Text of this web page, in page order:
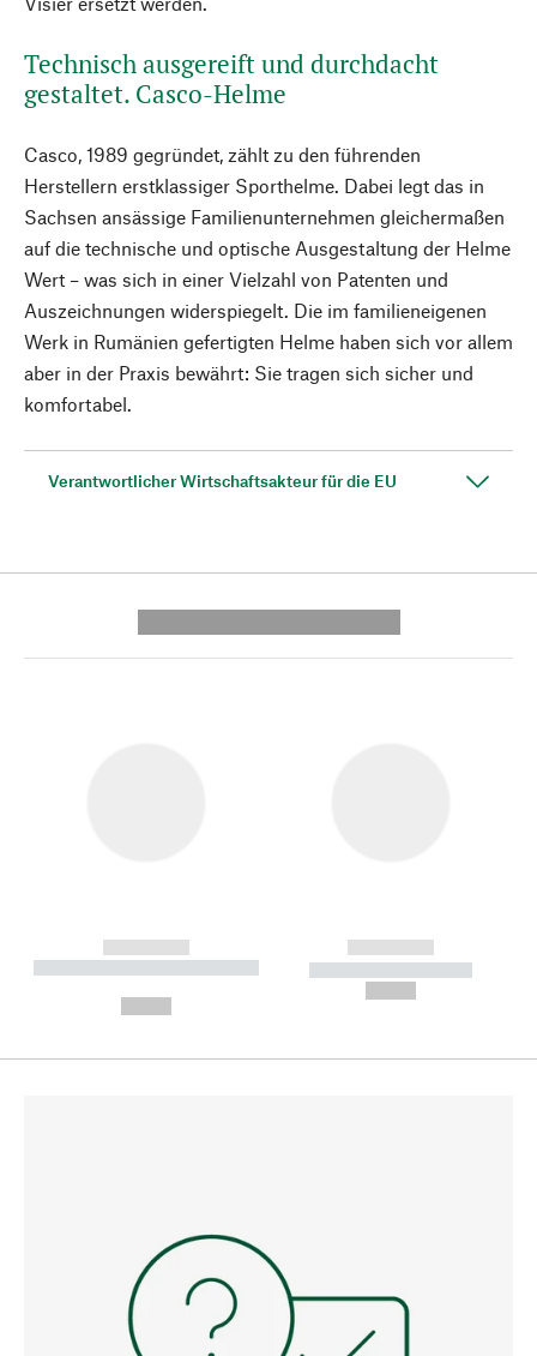
Technisch ausgereift und durchdacht
gestaltet. Casco-Helme
Casco, 1989 gegründet, zählt zu den führenden
Herstellern erstklassiger Sporthelme. Dabei legt das in
Sachsen ansässige Familienunternehmen gleichermaßen
auf die technische und optische Ausgestaltung der Helme
Wert – was sich in einer Vielzahl von Patenten und
Auszeichnungen widerspiegelt. Die im familieneigenen
Werk in Rumänien gefertigten Helme haben sich vor allem
aber in der Praxis bewährt: Sie tragen sich sicher und
komfortabel.
Verantwortlicher Wirtschaftsakteur für die EU
------------
----------- ----------- --------
------------
----------- -----------